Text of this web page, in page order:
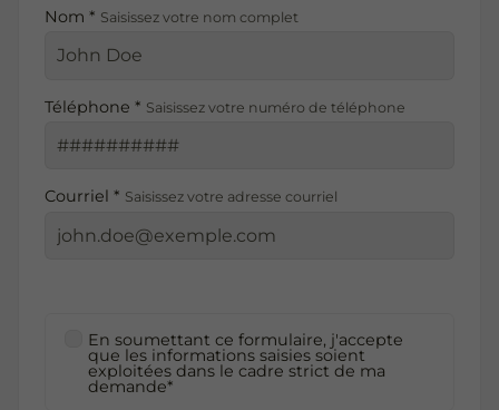
Nom * Saisissez votre nom complet
Téléphone * Saisissez votre numéro de téléphone
Courriel * Saisissez votre adresse courriel
En soumettant ce formulaire, j'accepte
que les informations saisies soient
exploitées dans le cadre strict de ma
demande*